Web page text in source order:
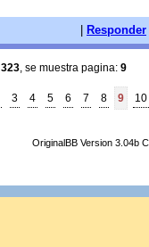
Responder
323, se muestra pagina: 9
3 4 5 6 7 8 9 10
OriginalBB Version 3.04b